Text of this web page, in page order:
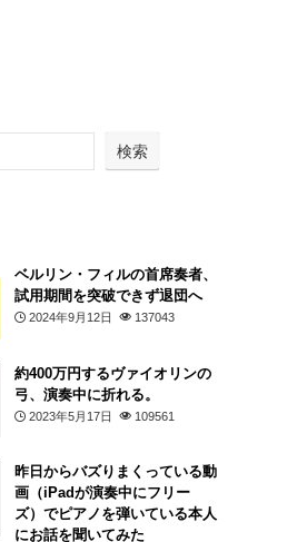
検索
ベルリン・フィルの首席奏者、
試用期間を突破できず退団へ
2024年9月12日 137043
約400万円するヴァイオリンの
弓、演奏中に折れる。
2023年5月17日 109561
昨日からバズりまくっている動
画（iPadが演奏中にフリー
ズ）でピアノを弾いている本人
にお話を聞いてみた